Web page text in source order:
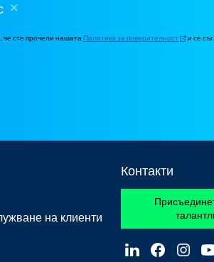
сте прочели нашата Политика за поверителност
и се
на клиенти
Контакти